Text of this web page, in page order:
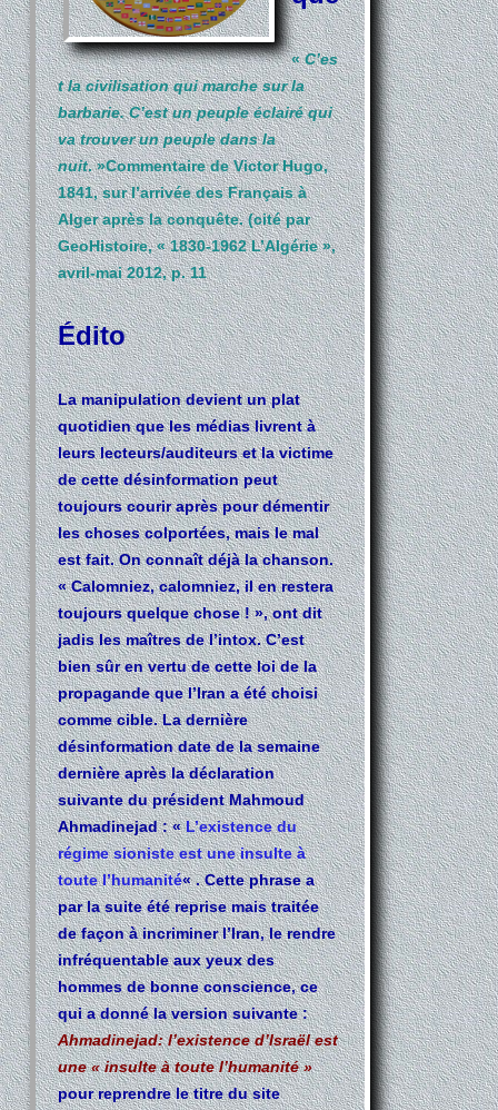
«C’es
t la civilisation qui marche sur la
barbarie. C’est un peuple éclairé qui
va trouver un peuple dans la
nuit. »Commentaire de Victor Hugo,
1841, sur l’arrivée des Français à
Alger après la conquête. (cité par
GeoHistoire, « 1830-1962 L’Algérie »,
avril-mai 2012, p. 11
Édito
La manipulation devient un plat
quotidien que les médias livrent à
leurs lecteurs/auditeurs et la victime
de cette désinformation peut
toujours courir après pour démentir
les choses colportées, mais le mal
est fait. On connaît déjà la chanson.
« Calomniez, calomniez, il en restera
toujours quelque chose ! », ont dit
jadis les maîtres de l’intox. C’est
bien sûr en vertu de cette loi de la
propagande que l’Iran a été choisi
comme cible. La dernière
désinformation date de la semaine
dernière après la déclaration
suivante du président Mahmoud
Ahmadinejad : «L’existence du
régime sioniste est une insulte à
toute l’humanité« . Cette phrase a
par la suite été reprise mais traitée
de façon à incriminer l’Iran, le rendre
infréquentable aux yeux des
hommes de bonne conscience, ce
qui a donné la version suivante :
Ahmadinejad: l’existence d’Israël est
une « insulte à toute l’humanité »
pour reprendre le titre du site